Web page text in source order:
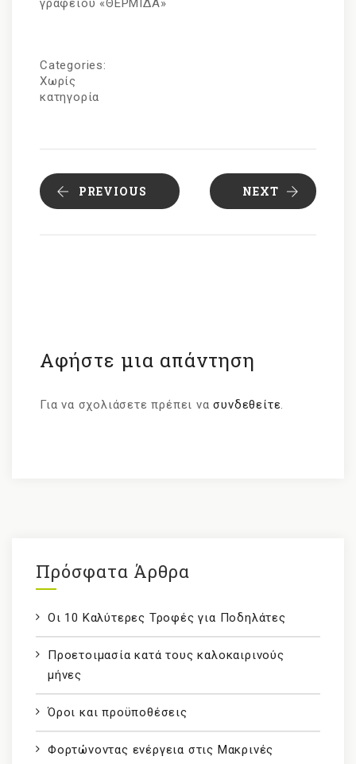
γραφείου «ΘΕΡΜΙΔΑ»
Categories:
Χωρίς
κατηγορία
PREVIOUS NEXT
Αφήστε μια απάντηση
Για να σχολιάσετε πρέπει νασυνδεθείτε.
Πρόσφατα Άρθρα
Οι 10 Καλύτερες Τροφές για Ποδηλάτες
Προετοιμασία κατά τους καλοκαιρινούς
μήνες
Όροι και προϋποθέσεις
Φορτώνοντας ενέργεια στις Μακρινές